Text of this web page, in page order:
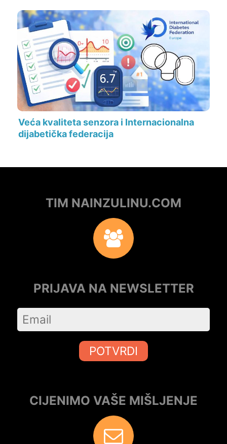
Veća kvaliteta senzora i Internacionalna
dijabetička federacija
TIM NAINZULINU.COM
PRIJAVA NA NEWSLETTER
POTVRDI
CIJENIMO VAŠE MIŠLJENJE